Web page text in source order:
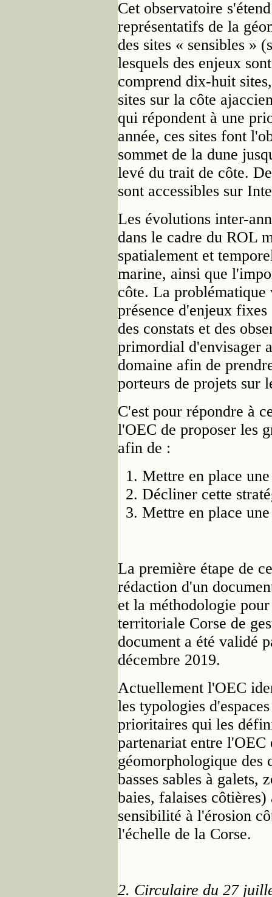
Cet observatoire
représentatifs de la
des sites « sensibles »
lesquels des enjeux
comprend dix-huit
sites sur la côte
qui répondent à une
année, ces sites font
sommet de la dune
levé du trait de côte.
sont accessibles sur
Les évolutions inter-
dans le cadre du ROL
spatialement et
marine, ainsi que
côte. La
présence d'enjeux
des constats et des
primordial d'envisager
domaine afin de
porteurs de projets sur
C'est pour répondre à
l'OEC de proposer les
afin de :
Mettre en place
Décliner cette
Mettre en place
La première étape de
rédaction d'un
et la méthodologie
territoriale Corse de
document a été validé
décembre 2019.
Actuellement l'OEC
les typologies
prioritaires qui les
partenariat entre
géomorphologique des
basses sables à galets,
baies, falaises
sensibilité à l'érosion
l'échelle de la Corse.
2. Circulaire du 27